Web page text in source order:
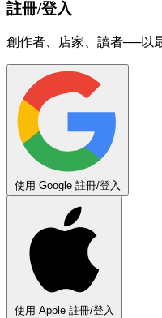
註冊/登入
創作者、店家、讀者──以
使用 Google 註冊/登入
使用 Apple 註冊/登入